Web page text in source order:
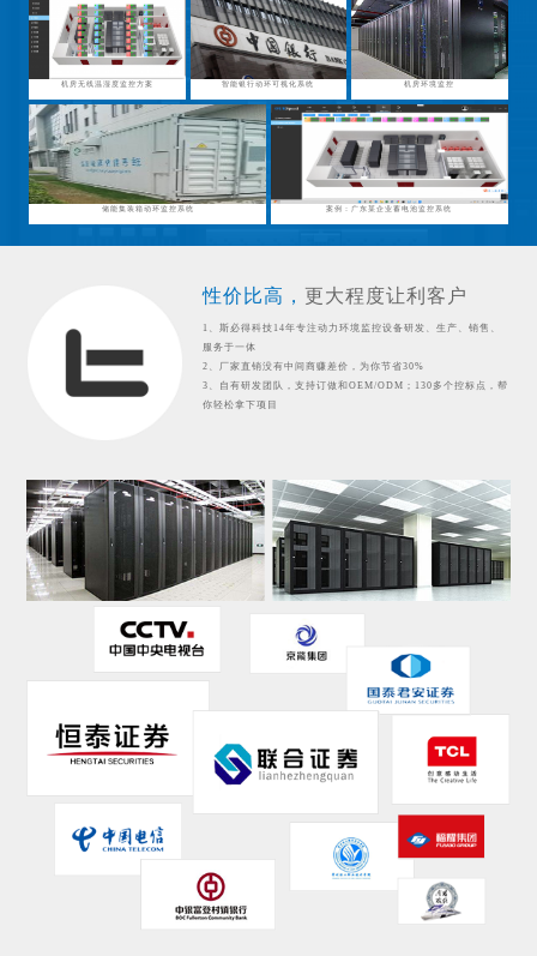
机房无线温湿度监控方案 智能银行动环可视化系统 机房环境监控
储能集装箱动环监控系统 案例：广东某企业蓄电池监控系统
性价比高， 更大程度让利客户
1、斯必得科技14年专注动力环境监控设备研发、生产、销售、
服务于一体
2、厂家直销没有中间商赚差价，为你节省30%
3、自有研发团队，支持订做和OEM/ODM；130多个控标点，帮
你轻松拿下项目